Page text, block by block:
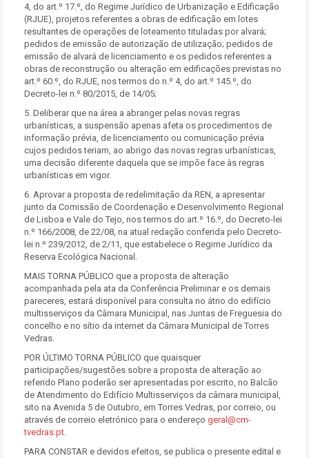
4, do art.º 17.º, do Regime Jurídico de Urbanização e Edificação
(RJUE), projetos referentes a obras de edificação em lotes
resultantes de operações de loteamento tituladas por alvará;
pedidos de emissão de autorização de utilização; pedidos de
emissão de alvará de licenciamento e os pedidos referentes a
obras de reconstrução ou alteração em edificações previstas no
art.º 60.º, do RJUE, nos termos do n.º 4, do art.º 145.º, do
Decreto-lei n.º 80/2015, de 14/05;
5. Deliberar que na área a abranger pelas novas regras
urbanísticas, a suspensão apenas afeta os procedimentos de
informação prévia, de licenciamento ou comunicação prévia
cujos pedidos teriam, ao abrigo das novas regras urbanísticas,
uma decisão diferente daquela que se impõe face às regras
urbanísticas em vigor.
6. Aprovar a proposta de redelimitação da REN, a apresentar
junto da Comissão de Coordenação e Desenvolvimento Regional
de Lisboa e Vale do Tejo, nos termos do art.º 16.º, do Decreto-lei
n.º 166/2008, de 22/08, na atual redação conferida pelo Decreto-
lei n.º 239/2012, de 2/11, que estabelece o Regime Jurídico da
Reserva Ecológica Nacional.
MAIS TORNA PÚBLICO que a proposta de alteração
acompanhada pela ata da Conferência Preliminar e os demais
pareceres, estará disponível para consulta no átrio do edifício
multisserviços da Câmara Municipal, nas Juntas de Freguesia do
concelho e no sítio da internet da Câmara Municipal de Torres
Vedras.
POR ÚLTIMO TORNA PÚBLICO que quaisquer
participações/sugestões sobre a proposta de alteração ao
referido Plano poderão ser apresentadas por escrito, no Balcão
de Atendimento do Edifício Multisserviços da câmara municipal,
sito na Avenida 5 de Outubro, em Torres Vedras, por correio, ou
através de correio eletrónico para o endereço geral@cm-
tvedras.pt.
PARA CONSTAR e devidos efeitos, se publica o presente edital e